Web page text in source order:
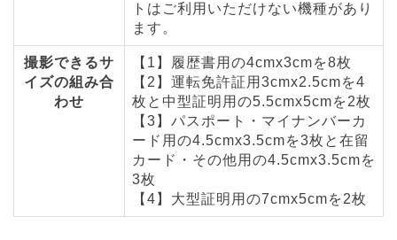
トはご利用いただけない機種があり
ます。
撮影できるサ
イズの組み合
わせ
【1】履歴書用の4cmx3cmを8枚
【2】運転免許証用3cmx2.5cmを4
枚と中型証明用の5.5cmx5cmを2枚
【3】パスポート・マイナンバーカ
ード用の4.5cmx3.5cmを3枚と在留
カード・その他用の4.5cmx3.5cmを
3枚
【4】大型証明用の7cmx5cmを2枚